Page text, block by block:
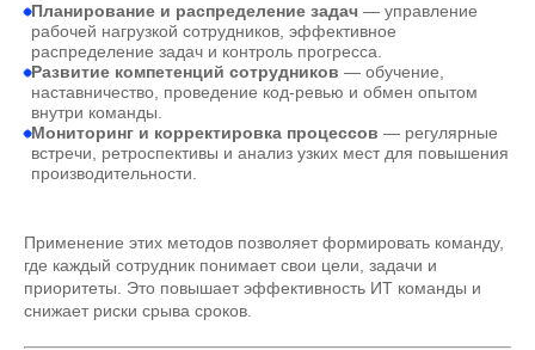
Планирование и распределение задач — управление
рабочей нагрузкой сотрудников, эффективное
распределение задач и контроль прогресса.
Развитие компетенций сотрудников — обучение,
наставничество, проведение код-ревью и обмен опытом
внутри команды.
Мониторинг и корректировка процессов — регулярные
встречи, ретроспективы и анализ узких мест для повышения
производительности.
Применение этих методов позволяет формировать команду,
где каждый сотрудник понимает свои цели, задачи и
приоритеты. Это повышает эффективность ИТ команды и
снижает риски срыва сроков.